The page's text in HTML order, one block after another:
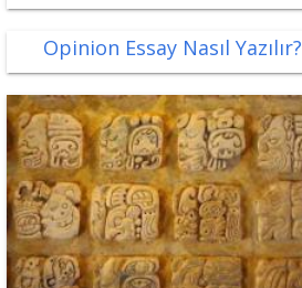
Opinion Essay Nasıl Yazılır?